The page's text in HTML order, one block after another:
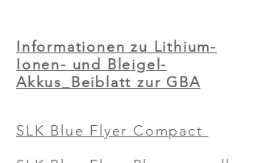
Informationen zu Lithium-
Ionen- und Bleigel-
Akkus_Beiblatt zur GBA
SLK Blue Flyer Compact